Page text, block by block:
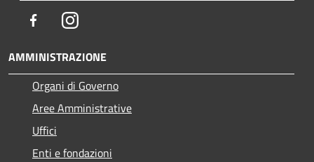
FacebookInstagram
AMMINISTRAZIONE
Organi di Governo
Aree Amministrative
Uffici
Enti e fondazioni